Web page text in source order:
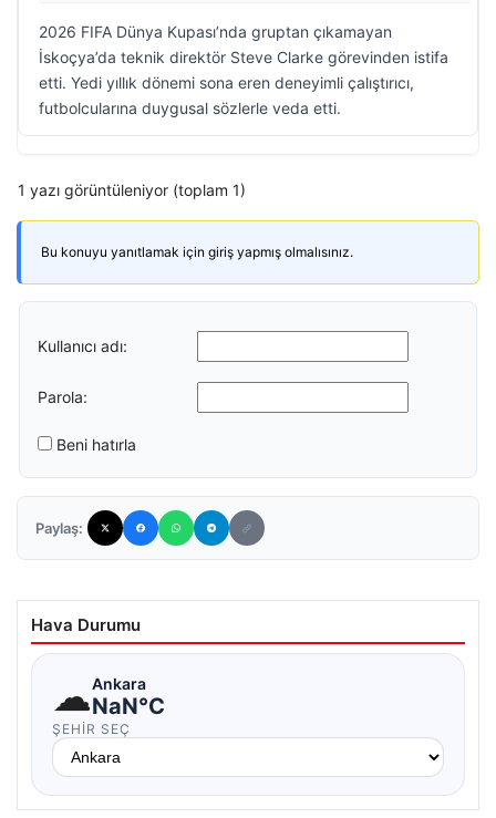
2026 FIFA Dünya Kupası’nda gruptan çıkamayan
İskoçya’da teknik direktör Steve Clarke görevinden istifa
etti. Yedi yıllık dönemi sona eren deneyimli çalıştırıcı,
futbolcularına duygusal sözlerle veda etti.
1 yazı görüntüleniyor (toplam 1)
Bu konuyu yanıtlamak için giriş yapmış olmalısınız.
Kullanıcı adı:
Parola:
Beni hatırla
Paylaş:
Hava Durumu
☁Ankara
NaN°C
ŞEHIR SEÇ